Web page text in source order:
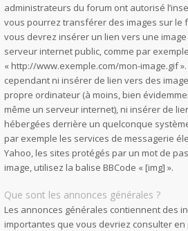
administrateurs du forum ont autorisé
vous pourrez transférer des images sur le
vous devrez insérer un lien vers une
serveur internet public, comme par exemple
« http://www.exemple.com/mon-image.gif
cependant ni insérer de lien vers des
propre ordinateur (à moins, bien
même un serveur internet), ni insérer de
hébergées derrière un quelconque
par exemple les services de messagerie
Yahoo, les sites protégés par un mot de
image, utilisez la balise BBCode « [img] ».
Que sont les annonces générales ?
Les annonces générales contiennent des
importantes que vous devriez consulter